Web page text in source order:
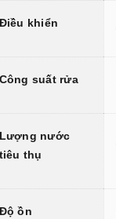
Điều khiển
Công suất rửa
Lượng nước
tiêu thụ
Độ ồn